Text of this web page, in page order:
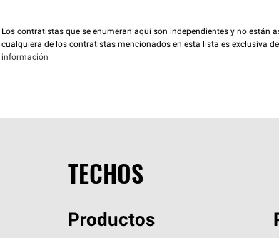
Los contratistas que se enumeran aquí son independientes y no están
cualquiera de los contratistas mencionados en esta lista es exclusiva
información
TECHOS
Productos